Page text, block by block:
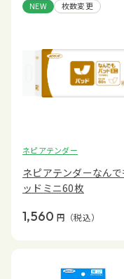
NEW 枚数変更
ネピアテンダー
ネピアテンダーなん
ッドミニ60枚
1,560 円 （税込）